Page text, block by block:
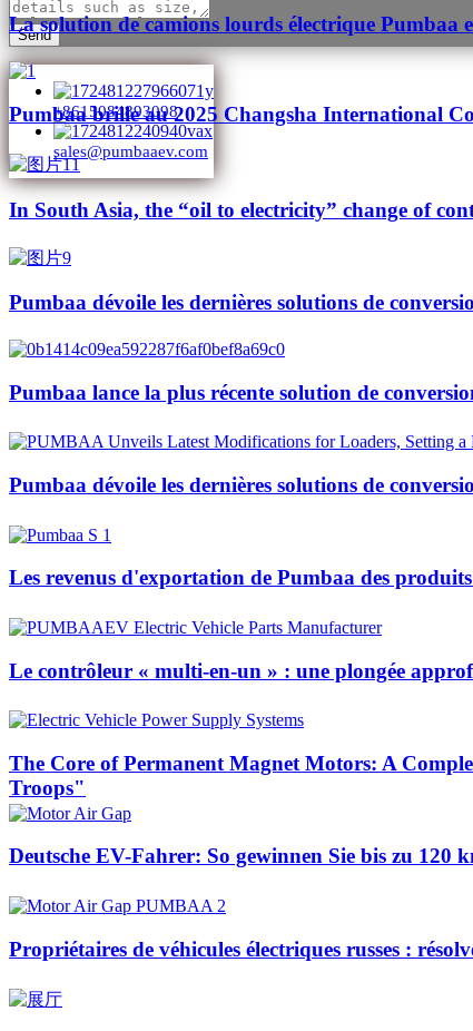
Send
+8615084893098
sales@pumbaaev.com
La solution de camions lourds électrique Pumbaa
Pumbaa brille au 2025 Changsha International
In South Asia, the “oil to electricity” change of
Pumbaa dévoile les dernières solutions de
Pumbaa lance la plus récente solution de
Pumbaa dévoile les dernières solutions de
Les revenus d'exportation de Pumbaa des
Le contrôleur « multi-en-un » : une plongée
The Core of Permanent Magnet Motors: A
Troops"
Deutsche EV-Fahrer: So gewinnen Sie bis zu
Propriétaires de véhicules électriques russes :